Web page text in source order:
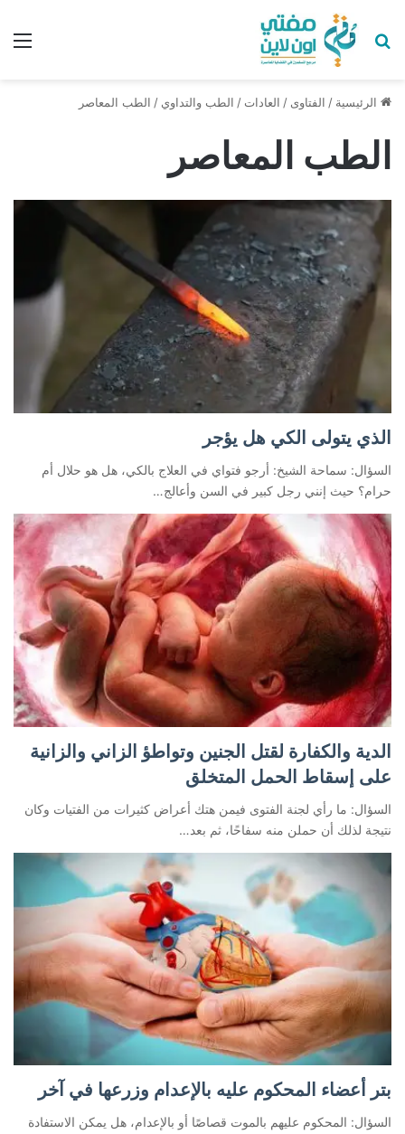
بحث عن
الرئيسية / الفتاوى / العادات / الطب والتداوي / الطب المعاصر
الطب المعاصر
الذي يتولى الكي هل يؤجر
السؤال: سماحة الشيخ: أرجو فتواي في العلاج بالكي، هل هو حلال أم
حرام؟ حيث إنني رجل كبير في السن وأعالج…
الدية والكفارة لقتل الجنين وتواطؤ الزاني والزانية
على إسقاط الحمل المتخلق
السؤال: ما رأي لجنة الفتوى فيمن هتك أعراض كثيرات من الفتيات وكان
نتيجة لذلك أن حملن منه سفاحًا، ثم بعد…
بتر أعضاء المحكوم عليه بالإعدام وزرعها في آخر
السؤال: المحكوم عليهم بالموت قصاصًا أو بالإعدام، هل يمكن الاستفادة